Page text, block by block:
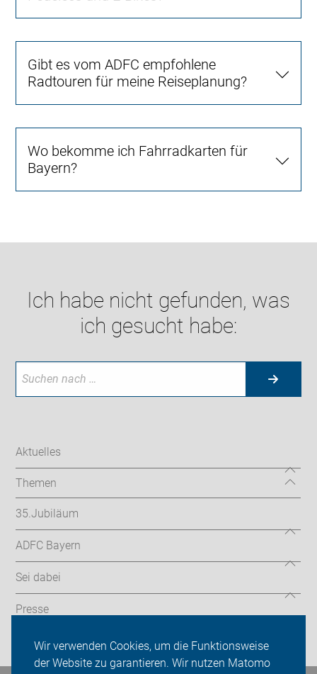
Wir verwenden Cookies, um die Funktionsweise
der Website zu garantieren. Wir nutzen Matomo
Gibt es vom ADFC empfohlene
Radtouren für meine Reiseplanung?
Wo bekomme ich Fahrradkarten für
Bayern?
Ich habe nicht gefunden, was
ich gesucht habe:
Aktuelles
Themen
35.Jubiläum
ADFC Bayern
Sei dabei
Presse
Login